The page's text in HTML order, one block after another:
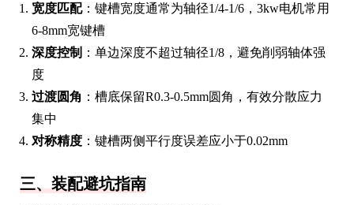
宽度匹配：键槽宽度通常为轴径1/4-1/6，3kw电机常用
6-8mm宽键槽
深度控制 ：单边深度不超过轴径1/8，避免削弱轴体强
度
过渡圆角 ：槽底保留R0.3-0.5mm圆角，有效分散应力
集中
对称精度 ：键槽两侧平行度误差应小于0.02mm
三、装配避坑指南